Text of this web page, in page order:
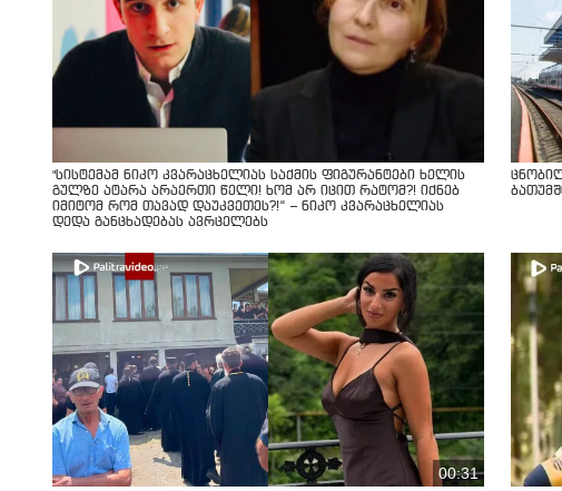
"სისტემამ ნიკო კვარაცხელიას საქმის ფიგურანტები ხელის
გულზე ატარა არაერთი წელი! ხომ არ იცით რატომ?! იქნებ
იმიტომ რომ თავად დაუკვეთეს?!“ – ნიკო კვარაცხელიას
დედა განცხადებას ავრცელებს
00:31